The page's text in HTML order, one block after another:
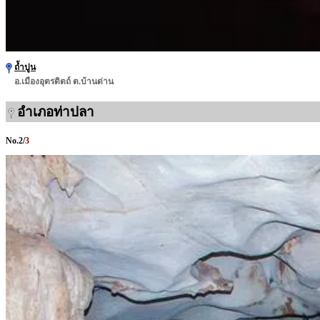
ถ้ำปูน
อ.เมืองอุตรดิตถ์ ต.บ้านด่าน
อำเภอท่าปลา
No.2/3